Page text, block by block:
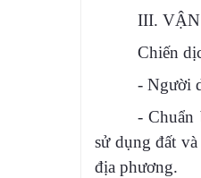
III.
Chiến
- Người
- Chuẩn
sử dụng đất
địa phương.